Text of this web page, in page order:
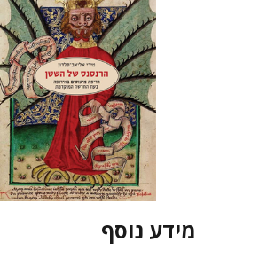
מידע נוסף